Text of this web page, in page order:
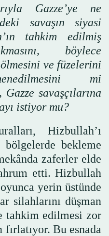
Gazze’ye ne
savaşın siyasi
tahkim edilmiş
böylece
ve füzelerini
mi
savaşçılarına
istiyor mu?
Hizbullah’ı
bölgelerde bekleme
zaferler elde
etti. Hizbullah
yerin üstünde
silahlarını düşman
tahkim edilmesi zor
Bu esnada